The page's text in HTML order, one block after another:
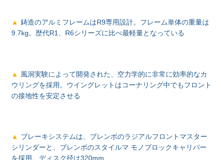
鋳造のアルミフレームはR9専用設計。フレーム単体の重量は
9.7kg。歴代R1、R6シリーズに比べ最軽量となっている
風洞実験によって開発された、空力学的に非常に効率的なカ
ウリングを採用。ウイングレットはコーナリング中でもフロント
の接地性を安定させる
ブレーキシステムは、ブレンボのラジアルフロントマスター
シリンダーと、ブレンボのスタイルマ モノブロックキャリパー
を採用。ディスク径は320mm